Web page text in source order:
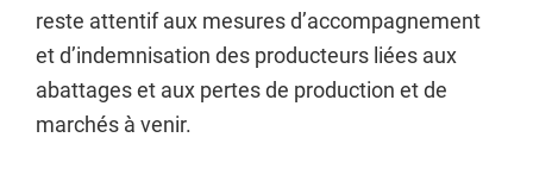
reste attentif aux mesures d’accompagnement
et d’indemnisation des producteurs liées aux
abattages et aux pertes de production et de
marchés à venir.